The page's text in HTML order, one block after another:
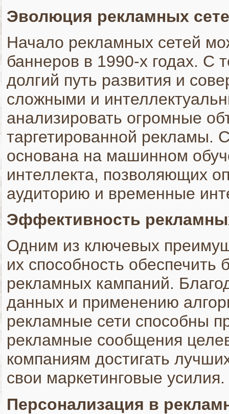
Эволюция рекламных
Начало рекламных сетей
баннеров в 1990-х годах. С
долгий путь развития и
сложными и
анализировать огромные
таргетированной рекламы.
основана на машинном
интеллекта, позволяющих
аудиторию и временные
Эффективность
Одним из ключевых
их способность
рекламных кампаний.
данных и применению
рекламные сети способны
рекламные сообщения
компаниям достигать
свои маркетинговые усилия.
Персонализация в